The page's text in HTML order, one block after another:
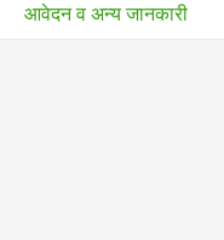
आवेदन व अन्य जानकारी